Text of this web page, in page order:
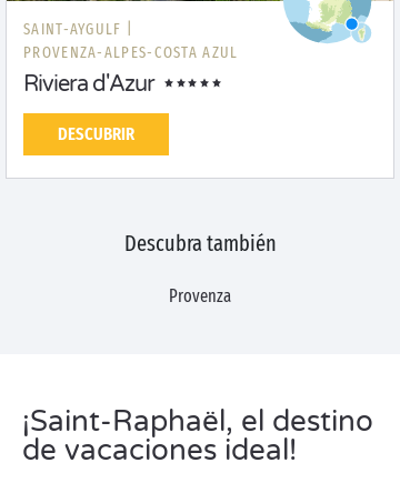
SAINT-AYGULF |
PROVENZA-ALPES-COSTA AZUL
Riviera d'Azur
DESCUBRIR
Descubra también
Provenza
¡Saint-Raphaël, el destino
de vacaciones ideal!